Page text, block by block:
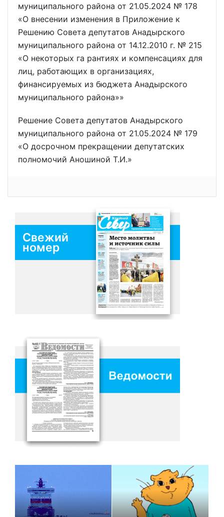
муниципального района от 21.05.2024 № 178
«О внесении изменения в Приложение к
Решению Совета депутатов Анадырского
муниципального района от 14.12.2010 г. № 215
«О некоторых га рантиях и компенсациях для
лиц, работающих в организациях,
финансируемых из бюджета Анадырского
муниципального района»»
Решение Совета депутатов Анадырского
муниципального района от 21.05.2024 № 179
«О досрочном прекращении депутатских
полномочий Аношиной Т.И.»
Свежий
номер